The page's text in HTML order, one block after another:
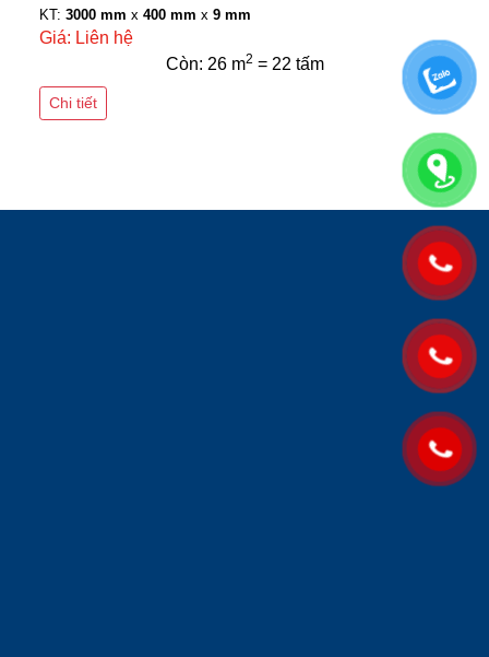
KT: 3000 mm x 400 mm x 9 mm
Giá: Liên hệ
Còn: 26 m2 = 22 tấm
Chi tiết